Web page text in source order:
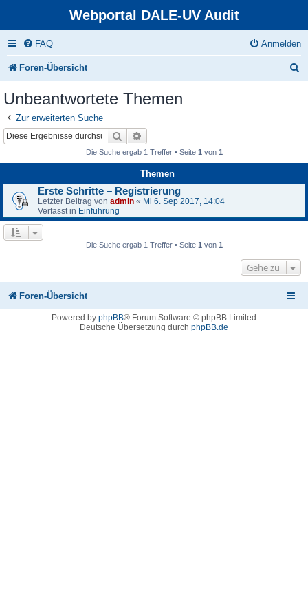
Webportal DALE-UV Audit
FAQ Anmelden
Foren-Übersicht
Unbeantwortete Themen
Zur erweiterten Suche
Suche
Die Suche ergab 1 Treffer • Seite 1 von 1
Themen
Erste Schritte – Registrierung
Letzter Beitrag von admin « Mi 6. Sep 2017, 14:04
Verfasst in Einführung
Die Suche ergab 1 Treffer • Seite 1 von 1
Gehe zu
Foren-Übersicht
Powered by phpBB® Forum Software © phpBB Limited
Deutsche Übersetzung durch phpBB.de